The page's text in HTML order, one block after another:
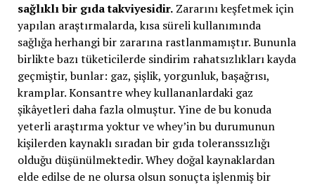
sağlıklı bir gıda takviyesidir.Zararını keşfetmek için
yapılan araştırmalarda, kısa süreli kullanımında
sağlığa herhangi bir zararına rastlanmamıştır. Bununla
birlikte bazı tüketicilerde sindirim rahatsızlıkları kayda
geçmiştir, bunlar: gaz, şişlik, yorgunluk, başağrısı,
kramplar. Konsantre whey kullananlardaki gaz
şikâyetleri daha fazla olmuştur. Yine de bu konuda
yeterli araştırma yoktur ve whey’in bu durumunun
kişilerden kaynaklı sıradan bir gıda toleranssızlığı
olduğu düşünülmektedir. Whey doğal kaynaklardan
elde edilse de ne olursa olsun sonuçta işlenmiş bir